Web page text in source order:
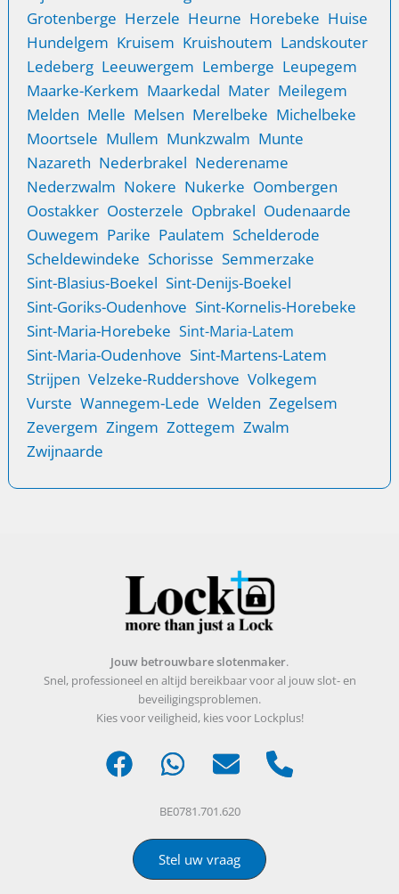
Grotenberge Herzele Heurne Horebeke Huise
Hundelgem Kruisem Kruishoutem Landskouter
Ledeberg Leeuwergem Lemberge Leupegem
Maarke-Kerkem Maarkedal Mater Meilegem
Melden Melle Melsen Merelbeke Michelbeke
Moortsele Mullem Munkzwalm Munte
Nazareth Nederbrakel Nederename
Nederzwalm Nokere Nukerke Oombergen
Oostakker Oosterzele Opbrakel Oudenaarde
Ouwegem Parike Paulatem Schelderode
Scheldewindeke Schorisse Semmerzake
Sint-Blasius-Boekel Sint-Denijs-Boekel
Sint-Goriks-Oudenhove Sint-Kornelis-Horebeke
Sint-Maria-Horebeke Sint-Maria-Latem
Sint-Maria-Oudenhove Sint-Martens-Latem
Strijpen Velzeke-Ruddershove Volkegem
Vurste Wannegem-Lede Welden Zegelsem
Zevergem Zingem Zottegem Zwalm
Zwijnaarde
Jouw betrouwbare slotenmaker.
Snel, professioneel en altijd bereikbaar voor al jouw slot- en
beveiligingsproblemen.
Kies voor veiligheid, kies voor Lockplus!
BE0781.701.620
Stel uw vraag